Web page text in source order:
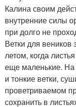
Калина своим
внутренние силы
при долго не
Ветки для веников
летом, когда
еще маленькие.
и тонкие ветки,
проветриваемом
сохранить в